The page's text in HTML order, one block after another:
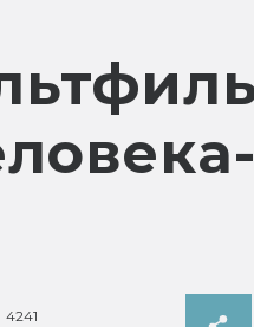
4241